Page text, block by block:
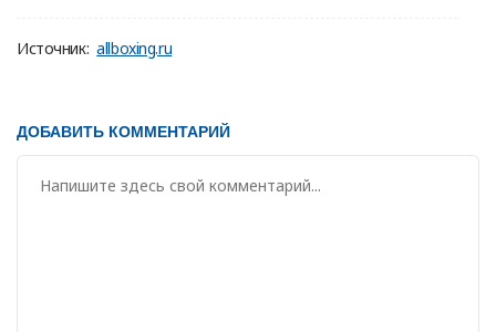
Источник: allboxing.ru
ДОБАВИТЬ КОММЕНТАРИЙ